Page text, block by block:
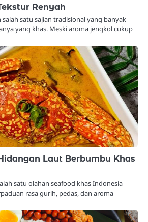
Renyah
satu sajian tradisional yang banyak
yang khas. Meski aroma jengkol cukup
Laut Berbumbu Khas
satu olahan seafood khas Indonesia
rasa gurih, pedas, dan aroma